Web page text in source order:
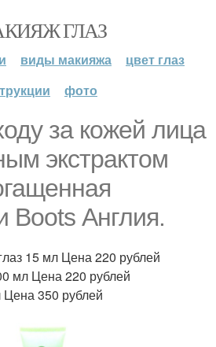
ГЛАЗ
виды макияжа
цвет глаз
фото
за кожей лица
экстрактом
Boots Англия.
15 мл Цена 220 рублей
мл Цена 220 рублей
350 рублей